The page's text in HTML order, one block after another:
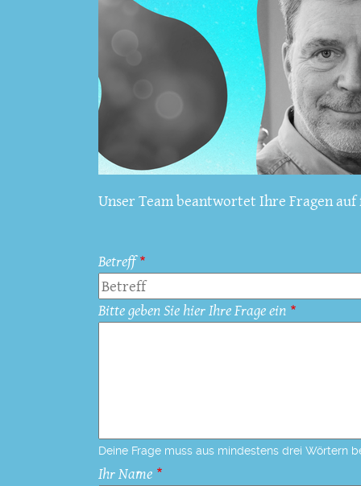
Unser Team beantwortet Ihre Fragen auf
Betreff
Bitte geben Sie hier Ihre Frage ein
Deine Frage muss aus mindestens drei Wörtern
Ihr Name